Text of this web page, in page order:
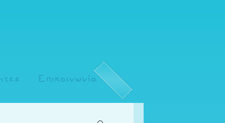
Επικοινωνία